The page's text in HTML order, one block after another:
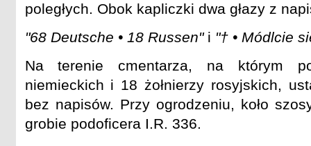
poległych. Obok kapliczki dwa głazy z
"68 Deutsche • 18 Russen"i "† • Módlcie
Na terenie cmentarza, na którym
niemieckich i 18 żołnierzy rosyjskich,
bez napisów. Przy ogrodzeniu, koło
grobie podoficera I.R. 336.